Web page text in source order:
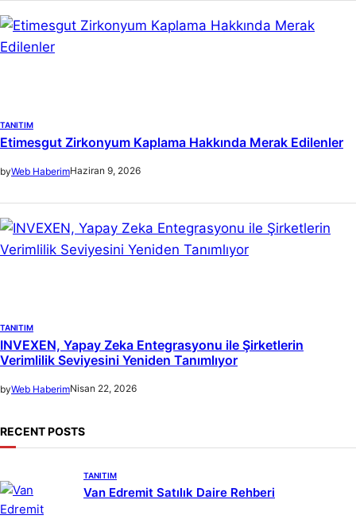
TANITIM
Etimesgut Zirkonyum Kaplama Hakkında Merak Edilenler
byWeb HaberimHaziran 9, 2026
TANITIM
INVEXEN, Yapay Zeka Entegrasyonu ile Şirketlerin
Verimlilik Seviyesini Yeniden Tanımlıyor
byWeb HaberimNisan 22, 2026
RECENT POSTS
TANITIM
Van Edremit Satılık Daire Rehberi